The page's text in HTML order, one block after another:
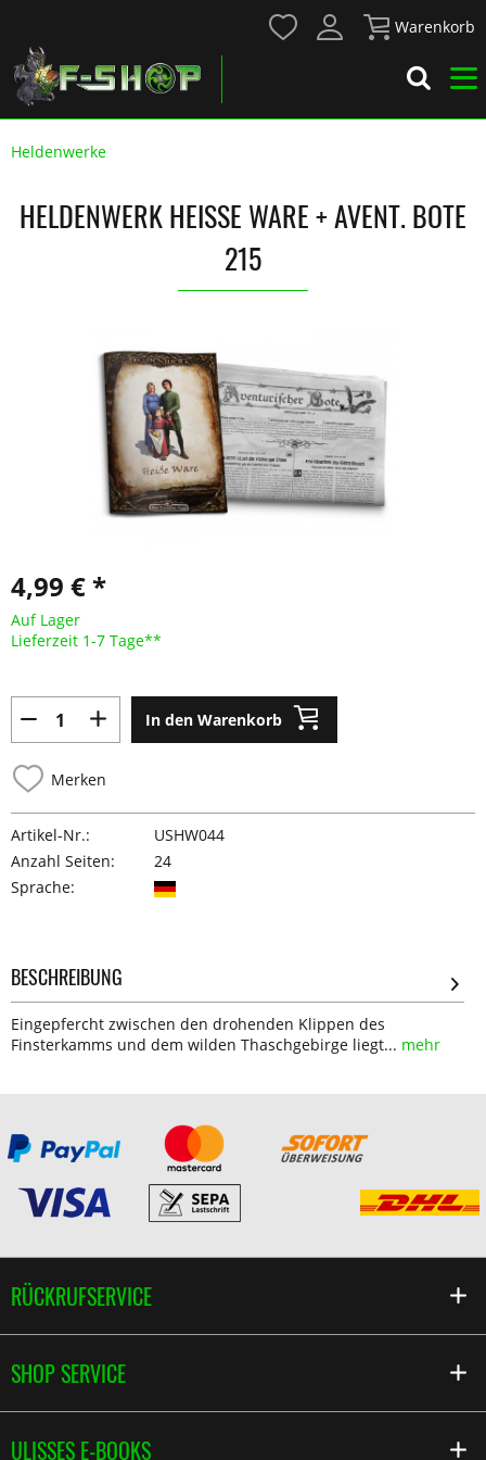
Warenkorb
Heldenwerke
HELDENWERK HEISSE WARE + AVENT. BOTE 2
15
4,99 € *
Auf Lager
Lieferzeit 1-7 Tage**
In den Warenkorb
Merken
Artikel-Nr.:
USHW044
Anzahl Seiten:
24
Sprache:
BESCHREIBUNG
Eingepfercht zwischen den drohenden Klippen des
Finsterkamms und dem wilden Thaschgebirge liegt... mehr
RÜCKRUFSERVICE
SHOP SERVICE
ULISSES E-BOOKS